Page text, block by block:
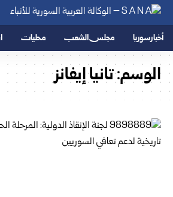
أخبار سوريا مجلس الشعب محليات
الوسم:تانيا إيفانز